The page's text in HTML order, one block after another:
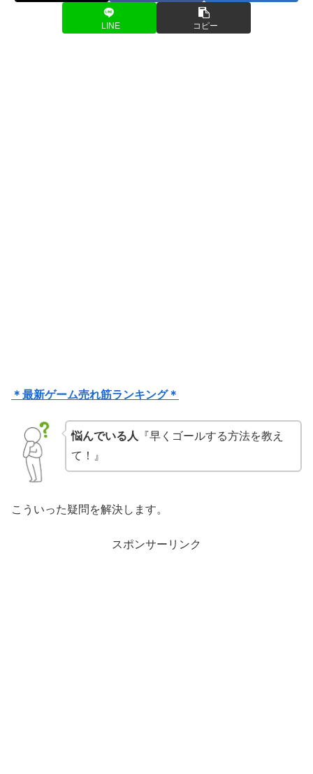
LINE コピー
＊最新ゲーム売れ筋ランキング＊
悩んでいる人 『早くゴールする方法を教え
て！』
こういった疑問を解決します。
スポンサーリンク